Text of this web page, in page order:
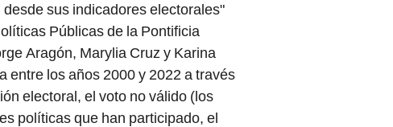
sus indicadores electorales"
Públicas de la Pontificia
Aragón, Marylia Cruz y Karina
entre los años 2000 y 2022 a través
electoral, el voto no válido (los
políticas que han participado, el